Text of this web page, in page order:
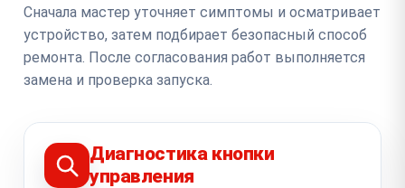
Сначала мастер уточняет симптомы и осматривает
устройство, затем подбирает безопасный способ
ремонта. После согласования работ выполняется
замена и проверка запуска.
Диагностика кнопки
управления